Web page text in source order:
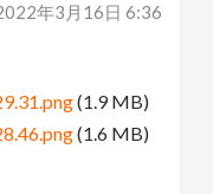
年3月16日 6:36
(1.9 MB)
(1.6 MB)